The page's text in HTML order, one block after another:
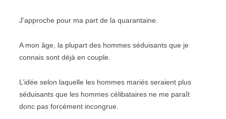
J’approche pour ma part de la quarantaine.
A mon âge, la plupart des hommes séduisants que je
connais sont déjà en couple.
L’idée selon laquelle les hommes mariés seraient plus
séduisants que les hommes célibataires ne me paraît
donc pas forcément incongrue.